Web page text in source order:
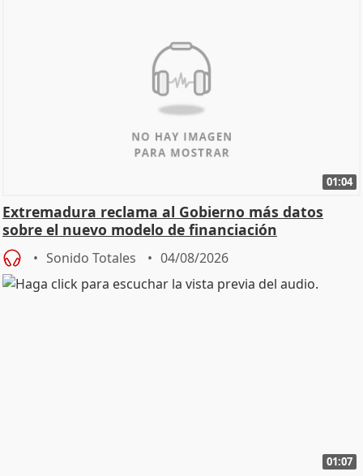
01:04
Extremadura reclama al Gobierno más datos
sobre el nuevo modelo de financiación
Sonido Totales 04/08/2026
01:07